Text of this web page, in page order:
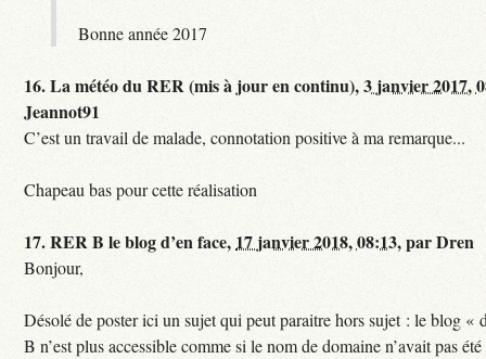
Bonne année 2017
16.La météo du RER (mis à jour en continu),3 janvier 2017,
Jeannot91
C’est un travail de malade, connotation positive à ma remarque...
Chapeau bas pour cette réalisation
17.RER B le blog d’en face, 17 janvier 2018, 08:13,parDren
Bonjour,
Désolé de poster ici un sujet qui peut paraitre hors sujet : le blog «
B n’est plus accessible comme si le nom de domaine n’avait pas